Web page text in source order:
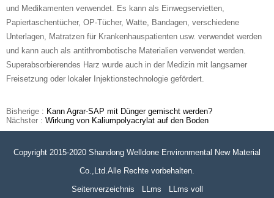
und Medikamenten verwendet. Es kann als Einwegservietten,
Papiertaschentücher, OP-Tücher, Watte, Bandagen, verschiedene
Unterlagen, Matratzen für Krankenhauspatienten usw. verwendet werden
und kann auch als antithrombotische Materialien verwendet werden.
Superabsorbierendes Harz wurde auch in der Medizin mit langsamer
Freisetzung oder lokaler Injektionstechnologie gefördert.
Bisherige : Kann Agrar-SAP mit Dünger gemischt werden?
Nächster : Wirkung von Kaliumpolyacrylat auf den Boden
Copyright 2015-2020 Shandong Welldone Environmental New Material
Co.,Ltd.Alle Rechte vorbehalten.
Seitenverzeichnis
LLms LLms voll